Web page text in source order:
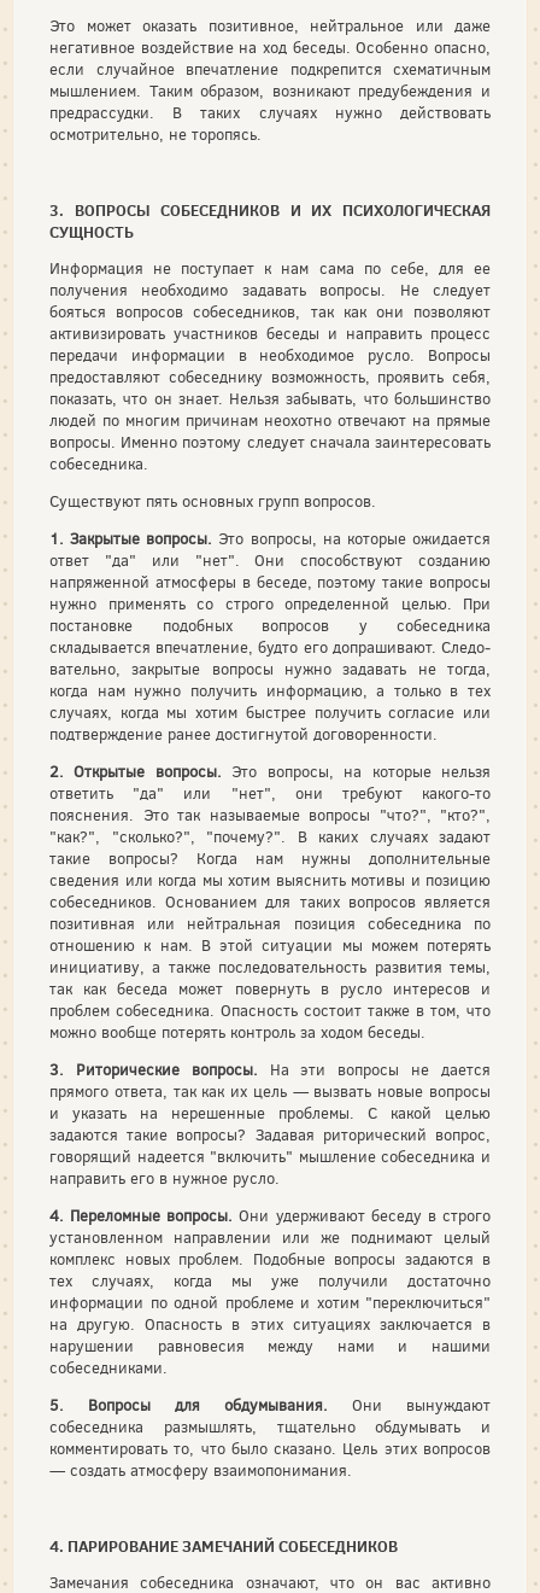
Это может оказать позитивное, нейтральное или даже
негатив­ное воздействие на ход беседы. Особенно опасно,
если случайное впечатление подкрепится схематичным
мышлением. Таким образом, возникают предубеждения и
предрассудки. В таких случаях нужно действовать
осмотрительно, не торопясь.
3. ВОПРОСЫ СОБЕСЕДНИКОВ И ИХ ПСИХОЛОГИЧЕСКАЯ
СУЩНОСТЬ
Информация не поступает к нам сама по себе, для ее
получения необходимо задавать вопросы. Не следует
бояться вопросов собе­седников, так как они позволяют
активизировать участников беседы и направить процесс
передачи информации в необходимое русло. Вопросы
предоставляют собеседнику возможность, проявить себя,
показать, что он знает. Нельзя забывать, что большинство
людей по многим причинам неохотно отвечают на прямые
вопросы. Именно поэтому следует сначала заинтересовать
собеседника.
Существуют пять основных групп вопросов.
1. Закрытые вопросы. Это вопросы, на которые ожидается
ответ "да" или "нет". Они способствуют созданию
напряженной атмо­сферы в беседе, поэтому такие вопросы
нужно применять со строго определенной целью. При
постановке подобных вопросов у собе­седника
складывается впечатление, будто его допрашивают. Следо­
вательно, закрытые вопросы нужно задавать не тогда,
когда нам нуж­но получить информацию, а только в тех
случаях, когда мы хотим быстрее получить согласие или
подтверждение ранее достигнутой договоренности.
2. Открытые вопросы. Это вопросы, на которые нельзя
ответить "да" или "нет", они требуют какого-то
пояснения. Это так называе­мые вопросы "что?", "кто?",
"как?", "сколько?", "почему?". В ка­ких случаях задают
такие вопросы? Когда нам нужны дополнитель­ные
сведения или когда мы хотим выяснить мотивы и позицию
со­беседников. Основанием для таких вопросов является
позитивная или нейтральная позиция собеседника по
отношению к нам. В этой ситуации мы можем потерять
инициативу, а также последователь­ность развития темы,
так как беседа может повернуть в русло инте­ресов и
проблем собеседника. Опасность состоит также в том, что
можно вообще потерять контроль за ходом беседы.
3. Риторические вопросы. На эти вопросы не дается
прямого отве­та, так как их цель — вызвать новые вопросы
и указать на нерешенные проблемы. С какой целью
задаются такие вопросы? Задавая ри­торический вопрос,
говорящий надеется "включить" мышление со­беседника и
направить его в нужное русло.
4. Переломные вопросы. Они удерживают беседу в строго
уста­новленном направлении или же поднимают целый
комплекс новых проблем. Подобные вопросы задаются в
тех случаях, когда мы уже получили достаточно
информации по одной проблеме и хотим "пере­ключиться"
на другую. Опасность в этих ситуациях заключается в
нарушении равновесия между нами и нашими
собеседниками.
5. Вопросы для обдумывания. Они вынуждают
собеседника раз­мышлять, тщательно обдумывать и
комментировать то, что было сказано. Цель этих вопросов
— создать атмосферу взаимопонима­ния.
4. ПАРИРОВАНИЕ ЗАМЕЧАНИЙ СОБЕСЕДНИКОВ
Замечания собеседника означают, что он вас активно